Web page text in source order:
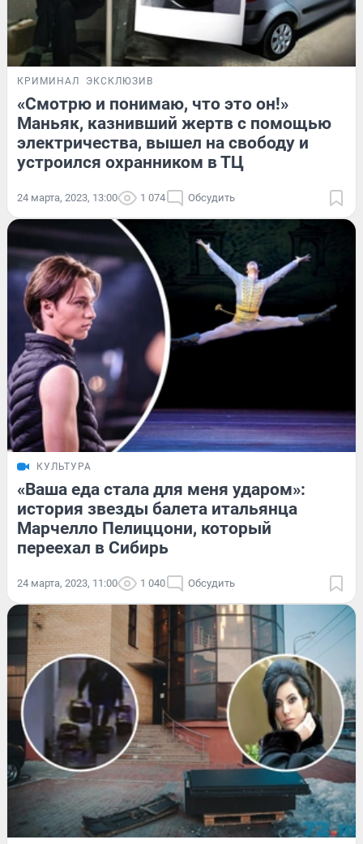
КРИМИНАЛ ЭКСКЛЮЗИВ
«Смотрю и понимаю, что это он!»
Маньяк, казнивший жертв с помощью
электричества, вышел на свободу и
устроился охранником в ТЦ
24 марта, 2023, 13:00 1 074 Обсудить
КУЛЬТУРА
«Ваша еда стала для меня ударом»:
история звезды балета итальянца
Марчелло Пелиццони, который
переехал в Сибирь
24 марта, 2023, 11:00 1 040 Обсудить